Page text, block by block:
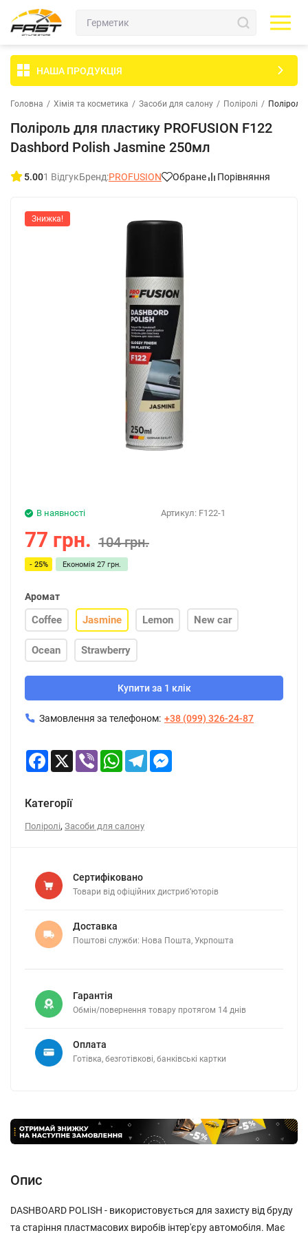
НАША ПРОДУКЦІЯ
Головна / Хімія та косметика / Засоби для салону / Поліролі /
Поліроль для пластику PROFUSION F122
Dashbord Polish Jasmine 250мл
5.001 ВідгукБренд:PROFUSION Обране Порівняння
Знижка!
Артикул: F122-1
В наявності
77 грн. 104 грн.
- 25% Економія 27 грн.
Аромат
Coffee Jasmine Lemon New car
Ocean Strawberry
Купити за 1 клік
Замовлення за телефоном: +38 (099) 326-24-87
Facebook
X Viber WhatsApp
Telegram
Категорії
Поліролі, Засоби для салону
Сертифіковано
Товари від офіційних дистриб’юторів
Доставка
Поштові служби: Нова Пошта, Укрпошта
Гарантія
Обмін/повернення товару протягом 14 днів
Оплата
Готівка, безготівкові, банківські картки
Опис
DASHBOARD POLISH - використовується для захисту від бруду
та старіння пластмасових виробів інтер'єру автомобіля. Має